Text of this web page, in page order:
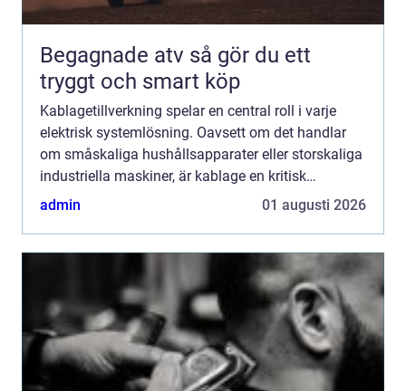
Begagnade atv så gör du ett
tryggt och smart köp
Kablagetillverkning spelar en central roll i varje
elektrisk systemlösning. Oavsett om det handlar
om småskaliga hushållsapparater eller storskaliga
industriella maskiner, är kablage en kritisk
komponent som säkerställ...
admin 01 augusti 2026